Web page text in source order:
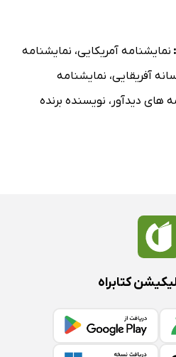
نمایشنامه آمریکایی، نمایشنامه
آفریقایی، نمایشنامه
های دیدآور ، نویسنده برنده
کتابراه